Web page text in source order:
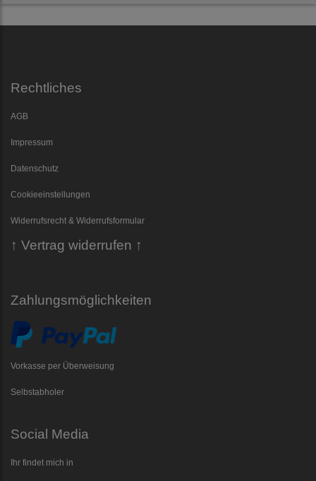
Rechtliches
AGB
Impressum
Datenschutz
Cookieeinstellungen
Widerrufsrecht & Widerrufsformular
↑ Vertrag widerrufen ↑
Zahlungsmöglichkeiten
Vorkasse per Überweisung
Selbstabholer
Social Media
Ihr findet mich in